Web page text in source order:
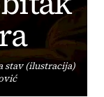
stav (ilustracija)